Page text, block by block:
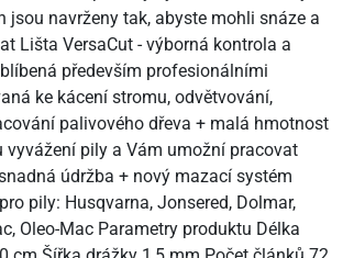
jsou navrženy tak, abyste mohli snáze a
Lišta VersaCut - výborná kontrola a
především profesionálními
ke kácení stromu, odvětvování,
palivového dřeva + malá hmotnost
vyvážení pily a Vám umožní pracovat
údržba + nový mazací systém
pily: Husqvarna, Jonsered, Dolmar,
Oleo-Mac Parametry produktu Délka